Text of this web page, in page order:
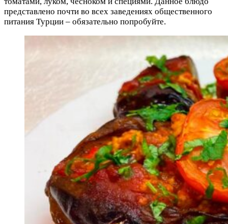
представлено почти во всех заведениях общественного
питания Турции – обязательно попробуйте.